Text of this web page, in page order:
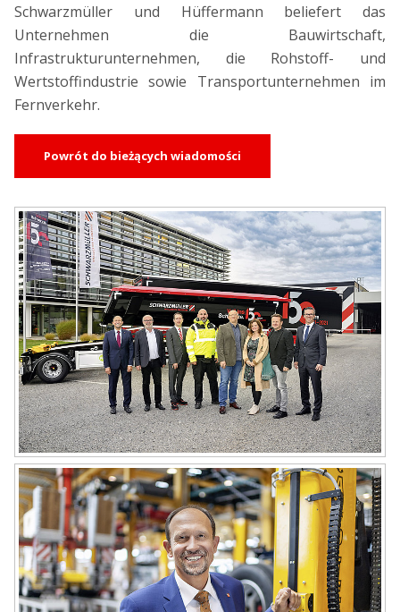
Schwarzmüller und Hüffermann beliefert das
Unternehmen die Bauwirtschaft,
Infrastrukturunternehmen, die Rohstoff- und
Wertstoffindustrie sowie Transportunternehmen im
Fernverkehr.
Powrót do bieżących wiadomości